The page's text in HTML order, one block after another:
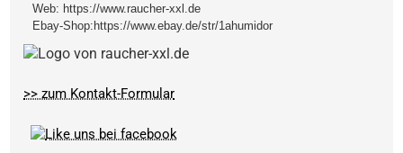
Web: https://www.raucher-xxl.de
Ebay-Shop: https://www.ebay.de/str/1ahumidor
>> zum Kontakt-Formular